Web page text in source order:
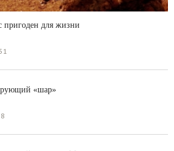
пригоден для жизни
«шар»